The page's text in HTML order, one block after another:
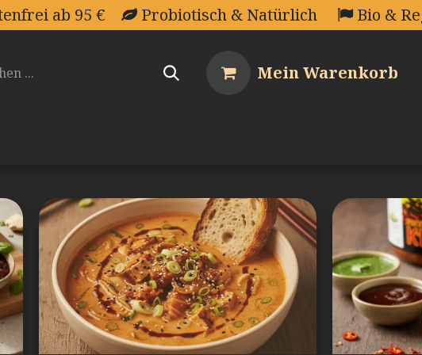
ab 95 € Probiotisch & Natürlich Bio &
Mein Warenkorb